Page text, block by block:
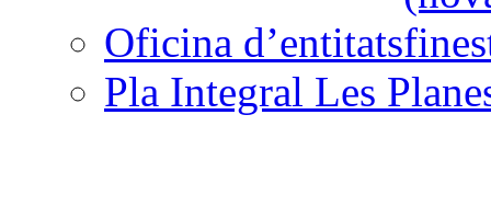
Oficina d’entitats
Pla Integral Les